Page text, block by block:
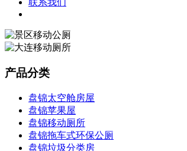
联系我们
产品分类
盘锦太空舱房屋
盘锦苹果屋
盘锦移动厕所
盘锦拖车式环保公厕
盘锦垃圾分类房